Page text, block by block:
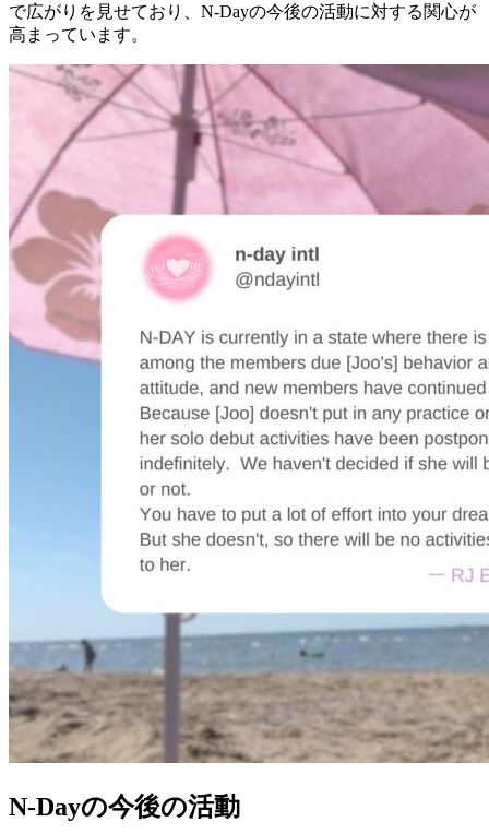
で広がりを見せており、N-Dayの今後の活動に対する関心が
高まっています。
N-Dayの今後の活動